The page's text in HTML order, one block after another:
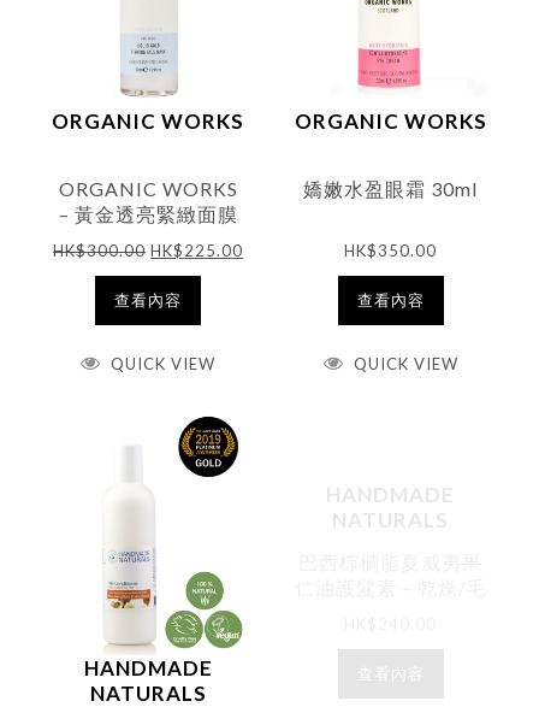
ORGANIC WORKS
ORGANIC WORKS
– 黃金透亮緊緻面膜
50ml
HK$300.00 HK$225.00
查看內容
QUICK VIEW
ORGANIC WORKS
嬌嫩水盈眼霜 30ml
HK$350.00
查看內容
QUICK VIEW
HANDMADE
NATURALS
HANDMADE
NATURALS
查看內容